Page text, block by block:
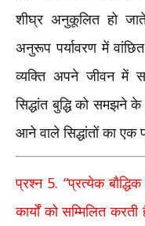
शीघ्र अनुकूलित हो
अनुरूप पर्यावरण में
व्यक्ति अपने जीवन में
सिद्धांत बुद्धि को समझने
आने वाले सिद्धांतों का एक
प्रश्न 5. “प्रत्येक
कार्यों को सम्मिलित